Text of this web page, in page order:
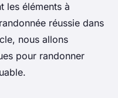
les éléments à
réussie dans
nous allons
pour randonner